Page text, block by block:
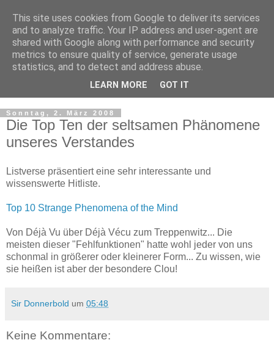
Sonntag, 2. März 2008
Die Top Ten der seltsamen Phänomene
unseres Verstandes
Listverse präsentiert eine sehr interessante und
wissenswerte Hitliste.
Top 10 Strange Phenomena of the Mind
Von Déjà Vu über Déjà Vécu zum Treppenwitz... Die
meisten dieser "Fehlfunktionen" hatte wohl jeder von uns
schonmal in größerer oder kleinerer Form... Zu wissen, wie
sie heißen ist aber der besondere Clou!
Sir Donnerbold um 05:48
Keine Kommentare:
This site uses cookies from Google to deliver its services
and to analyze traffic. Your IP address and user-agent are
shared with Google along with performance and security
metrics to ensure quality of service, generate usage
statistics, and to detect and address abuse.
LEARN MORE GOT IT